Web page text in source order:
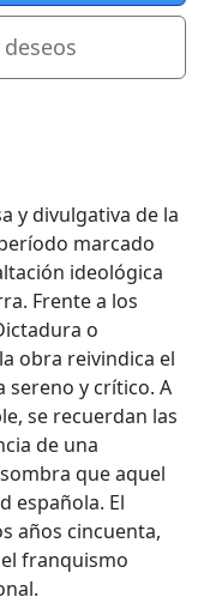
y divulgativa de la
marcado
ideológica
Frente a los
o
obra reivindica el
sereno y crítico. A
se recuerdan las
de una
que aquel
española. El
años cincuenta,
franquismo